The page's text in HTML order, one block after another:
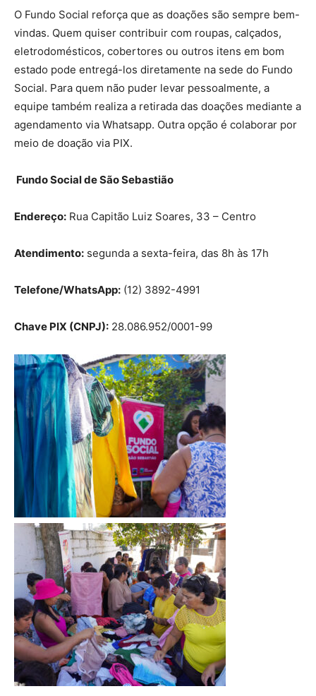
O Fundo Social reforça que as doações são sempre bem-
vindas. Quem quiser contribuir com roupas, calçados,
eletrodomésticos, cobertores ou outros itens em bom
estado pode entregá-los diretamente na sede do Fundo
Social. Para quem não puder levar pessoalmente, a
equipe também realiza a retirada das doações mediante a
agendamento via Whatsapp. Outra opção é colaborar por
meio de doação via PIX.
Fundo Social de São Sebastião
Endereço: Rua Capitão Luiz Soares, 33 – Centro
Atendimento: segunda a sexta-feira, das 8h às 17h
Telefone/WhatsApp: (12) 3892-4991
Chave PIX (CNPJ): 28.086.952/0001-99